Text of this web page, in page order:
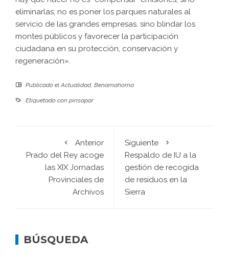
eliminarlas; no es poner los parques naturales al
servicio de las grandes empresas, sino blindar los
montes públicos y favorecer la participación
ciudadana en su protección, conservación y
regeneración».
Publicado elActualidad, Benamahoma
Etiquetado con pinsapar
Anterior
Prado del Rey acoge
las XIX Jornadas
Provinciales de
Archivos
Siguiente
Respaldo de IU a la
gestión de recogida
de residuos en la
Sierra
BÚSQUEDA